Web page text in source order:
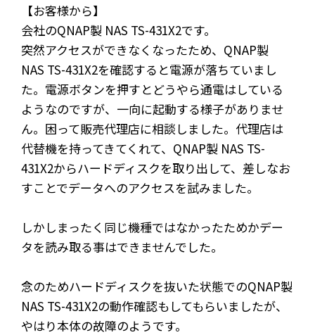
【お客様から】
会社のQNAP製 NAS TS-431X2です。
突然アクセスができなくなったため、QNAP製
NAS TS-431X2を確認すると電源が落ちていまし
た。電源ボタンを押すとどうやら通電はしている
ようなのですが、一向に起動する様子がありませ
ん。困って販売代理店に相談しました。代理店は
代替機を持ってきてくれて、QNAP製 NAS TS-
431X2からハードディスクを取り出して、差しなお
すことでデータへのアクセスを試みました。
しかしまったく同じ機種ではなかったためかデー
タを読み取る事はできませんでした。
念のためハードディスクを抜いた状態でのQNAP製
NAS TS-431X2の動作確認もしてもらいましたが、
やはり本体の故障のようです。